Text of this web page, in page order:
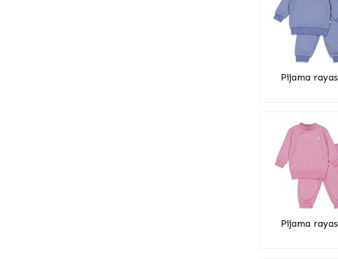
Pijama rayas
Pijama rayas